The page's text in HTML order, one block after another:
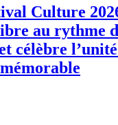
Culture
au rythme
célèbre